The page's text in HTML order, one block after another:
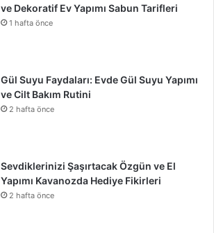
ve Dekoratif Ev Yapımı Sabun Tarifleri
1 hafta önce
Gül Suyu Faydaları: Evde Gül Suyu Yapımı
ve Cilt Bakım Rutini
2 hafta önce
Sevdiklerinizi Şaşırtacak Özgün ve El
Yapımı Kavanozda Hediye Fikirleri
2 hafta önce